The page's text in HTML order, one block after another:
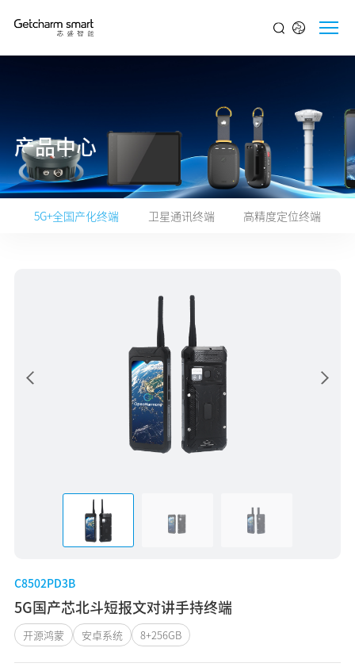
产品中心
5G+全国产化终端 卫星通讯终端 高精度定位终端
C8502PD3B
5G国产芯北斗短报文对讲手持终端
开源鸿蒙 安卓系统 8+256GB